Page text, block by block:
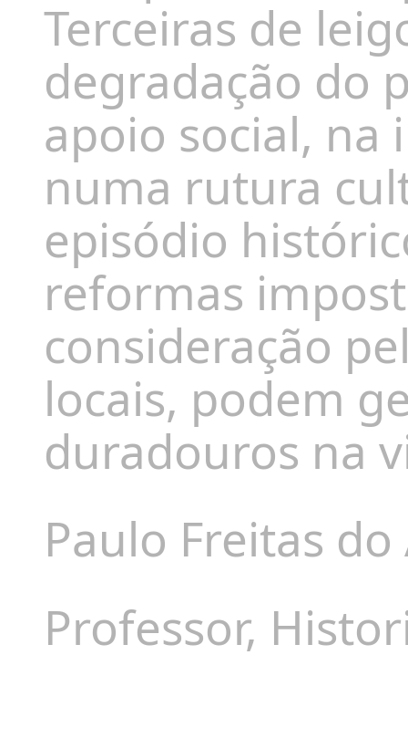
Terceiras de
degradação do
apoio social,
numa rutura
episódio
reformas
consideração
locais, podem
duradouros na
Paulo Freitas
Professor,